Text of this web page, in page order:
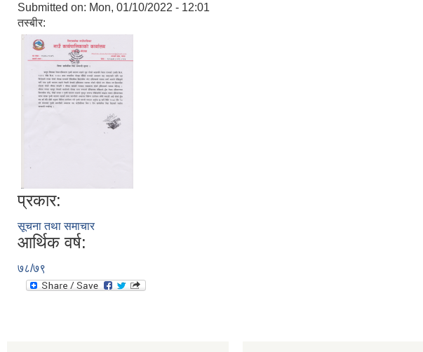
Submitted on: Mon, 01/10/2022 - 12:01
तस्बीर:
प्रकार:
सूचना तथा समाचार
आर्थिक वर्ष:
७८/७९